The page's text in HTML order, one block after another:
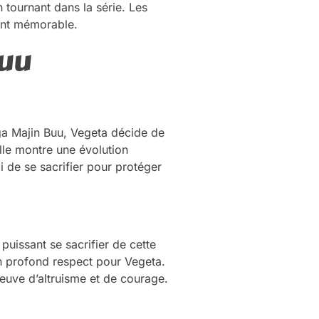
dans la série. Les
mémorable.
Majin Buu, Vegeta décide de
montre une évolution
de se sacrifier pour protéger
se sacrifier de cette
profond respect pour Vegeta.
d’altruisme et de courage.